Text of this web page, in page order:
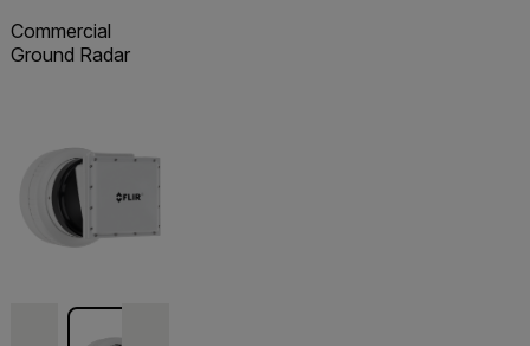
Commercial
Ground Radar